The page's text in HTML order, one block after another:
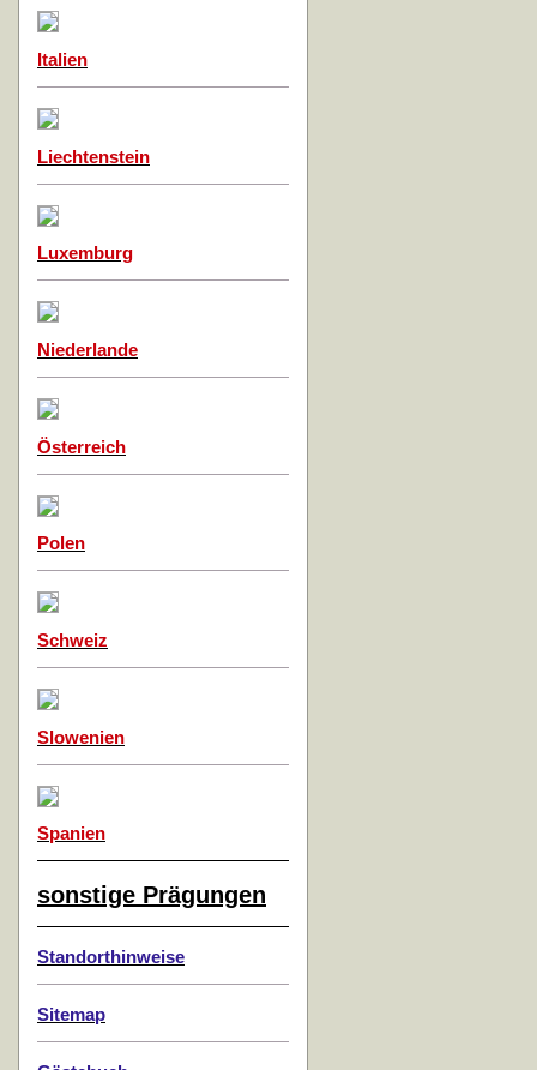
Italien
Liechtenstein
Luxemburg
Niederlande
Österreich
Polen
Schweiz
Slowenien
Spanien
sonstige Prägungen
Standorthinweise
Sitemap